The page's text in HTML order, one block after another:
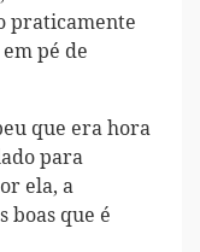
praticamente
pé de
que era hora
para
ela, a
boas que é